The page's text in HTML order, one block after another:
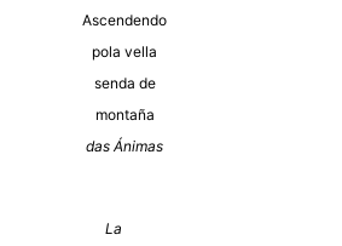
Ascendendo
pola vella
senda de
montaña
das Ánimas
La